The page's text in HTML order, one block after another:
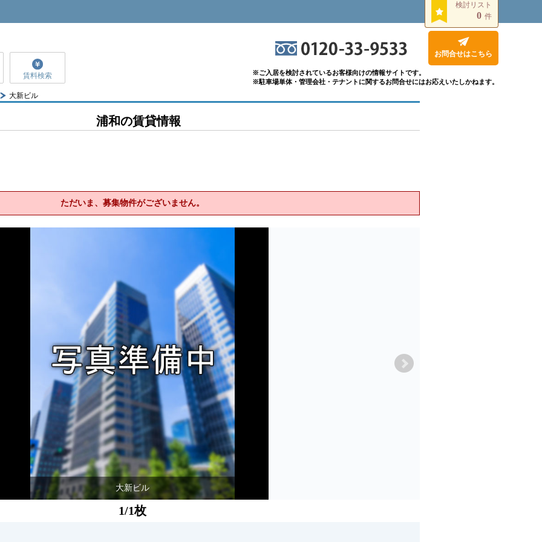
検討リスト
0 件
賃料検索
お問合せはこちら
※ご入居を検討されているお客様向けの情報サイトです。
※駐車場単体・管理会社・テナントに関するお問合せにはお応えいたしかねます。
大新ビル
浦和の賃貸情報
ただいま、募集物件がございません。
大新ビル
1/1枚